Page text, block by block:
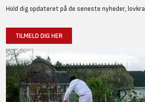
Hold dig opdateret på de seneste nyheder,
TILMELD DIG HER